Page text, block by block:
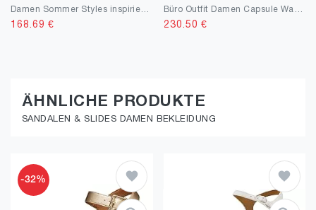
168.69 € 230.50 €
ÄHNLICHE PRODUKTE
SANDALEN & SLIDES DAMEN BEKLEIDUNG
-32%